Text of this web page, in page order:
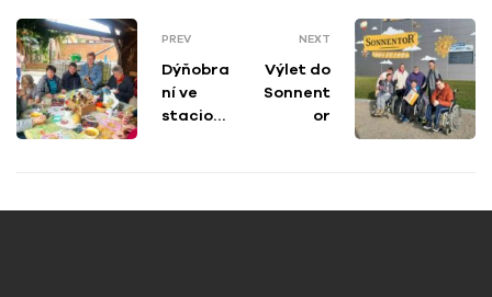
PREV
Dýňobra
ní ve
stacion
NEXT
Výlet do
Sonnent
or